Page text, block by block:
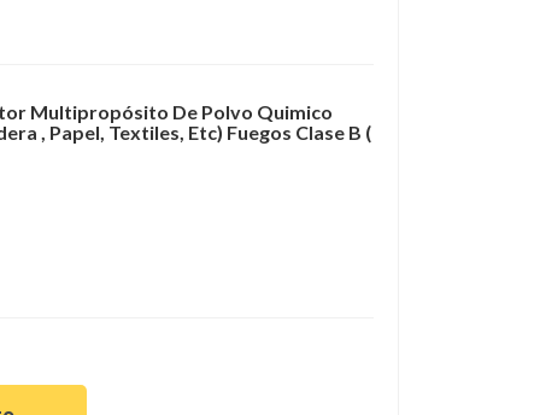
Multipropósito De Polvo Quimico
, Papel, Textiles, Etc) Fuegos Clase B (